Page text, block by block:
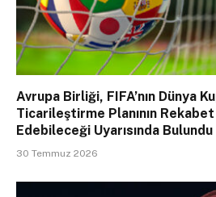
Avrupa Birliği, FIFA’nın Dünya
Ticarileştirme Planının
Edebileceği Uyarısında Bulundu
30 Temmuz 2026